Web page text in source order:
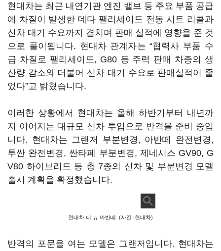
현대차는 최근 내연기관 엔진 밸브 등 주요 부품 공급
에 차질이 발생한 데다 팰리세이드 전동 시트 리콜과
신차 대기 수요까지 겹치며 판매 실적에 영향을 준 것
으로 풀이됩니다. 현대차 관계자는 “협력사 부품 수
급 차질로 팰리세이드, G80 등 주력 판매 차종의 생
산량 감소와 더불어 신차 대기 수요로 판매실적이 줄
었다”고 밝혔습니다.
이러한 상황에서 현대차는 올해 하반기부터 내년까
지 이어지는 대규모 신차 투입으로 반격을 준비 중입
니다. 현대차는 그랜저 부분변경, 아반떼 완전변경,
투싼 완전변경, 싼타페 부분변경, 제네시스 GV90, G
V80 하이브리드 등 총 7종의 신차 및 부분변경 모델
출시 계획을 확정했습니다.
현대차 더 뉴 아반떼. (사진=현대차)
반격의 포문을 여는 모델은 그랜저입니다. 현대차는